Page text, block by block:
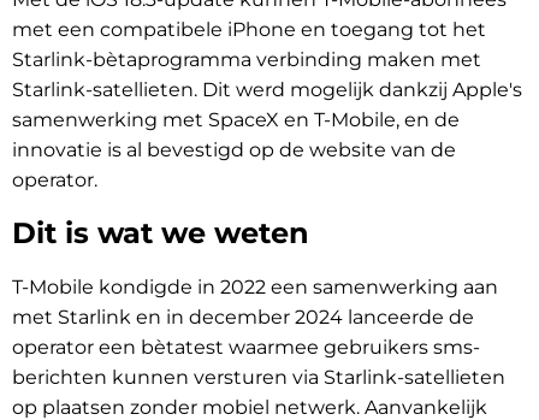
met een compatibele iPhone en toegang tot het
Starlink-bètaprogramma verbinding maken met
Starlink-satellieten. Dit werd mogelijk dankzij Apple's
samenwerking met SpaceX en T-Mobile, en de
innovatie is al bevestigd op de website van de
operator.
Dit is wat we weten
T-Mobile kondigde in 2022 een samenwerking aan
met Starlink en in december 2024 lanceerde de
operator een bètatest waarmee gebruikers sms-
berichten kunnen versturen via Starlink-satellieten
op plaatsen zonder mobiel netwerk. Aanvankelijk